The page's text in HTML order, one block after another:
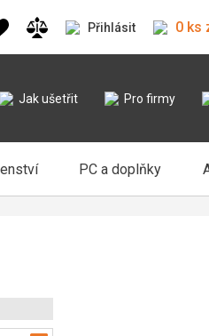
Přihlásit 0 ks
Jak ušetřit Pro firmy
PC a doplňky